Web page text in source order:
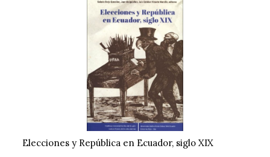
Elecciones y República en Ecuador, siglo XIX